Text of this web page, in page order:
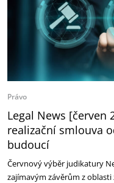
Právo
Legal News [červen
realizační smlouva
budoucí
Červnový výběr judikatury
zajímavým závěrům z